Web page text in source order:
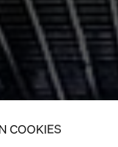
COOKIES